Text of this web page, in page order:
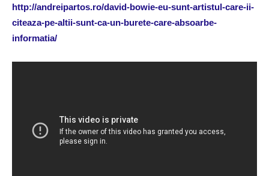
http://andreipartos.ro/david-bowie-eu-sunt-artistul-care-ii-
citeaza-pe-altii-sunt-ca-un-burete-care-absoarbe-
informatia/